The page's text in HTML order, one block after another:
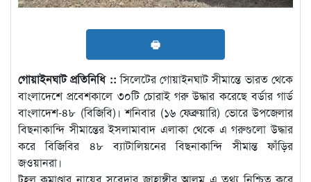
🖶
গোয়াইনঘাট প্রতিনিধি :: সিলেটের গোয়াইনঘাট সীমান্তে ভারত থেকে
বাংলাদেশে প্রবেশকালে ৩০টি চোরাই গরু উদ্ধার করেছে বর্ডার গার্ড
বাংলাদেশ-৪৮ (বিজিবি)। শনিবার (১৬ ফেব্রুয়ারি) ভোরে উপজেলার
বিছনাকান্দি সীমান্তের ইসলামাবাদ এলাকা থেকে এ গরুগুলো উদ্ধার
করে বিজিবির ৪৮ ব্যাটালিয়নের বিছনাকান্দি সীমান্ত ফাঁড়ির
জওয়ানরা।